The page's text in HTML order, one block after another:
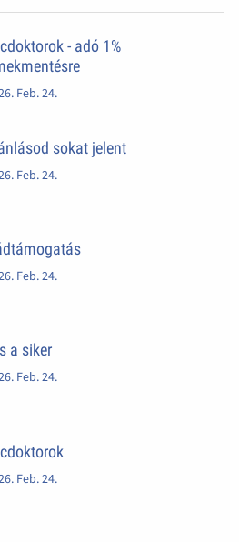
- adó 1%
Feb. 24.
sokat jelent
Feb. 24.
Feb. 24.
a siker
Feb. 24.
Feb. 24.